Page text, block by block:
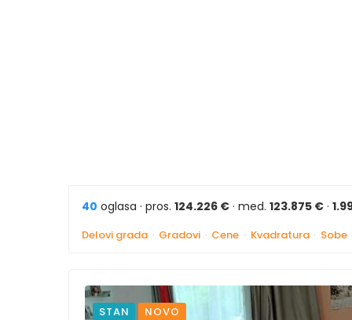
40 oglasa · pros. 124.226 € · med. 123.875 € ·
Delovi grada · Gradovi · Cene · Kvadratura · Sobe
STAN NOVO